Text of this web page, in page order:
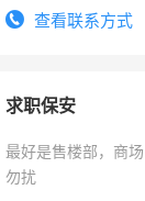
查看联系方式
求职保安
最好是售楼部，商
勿扰